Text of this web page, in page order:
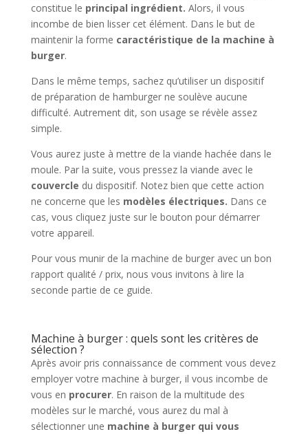
constitue le principal ingrédient. Alors, il vous
incombe de bien lisser cet élément. Dans le but de
maintenir la forme caractéristique de la machine à
burger.
Dans le même temps, sachez qu’utiliser un dispositif
de préparation de hamburger ne soulève aucune
difficulté. Autrement dit, son usage se révèle assez
simple.
Vous aurez juste à mettre de la viande hachée dans le
moule. Par la suite, vous pressez la viande avec le
couvercle du dispositif. Notez bien que cette action
ne concerne que les modèles électriques. Dans ce
cas, vous cliquez juste sur le bouton pour démarrer
votre appareil.
Pour vous munir de la machine de burger avec un bon
rapport qualité / prix, nous vous invitons à lire la
seconde partie de ce guide.
Machine à burger : quels sont les critères de
sélection ?
Après avoir pris connaissance de comment vous devez
employer votre machine à burger, il vous incombe de
vous en procurer. En raison de la multitude des
modèles sur le marché, vous aurez du mal à
sélectionner une machine à burger qui vous